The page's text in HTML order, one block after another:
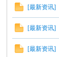
[最新资讯]
[最新资讯]
[最新资讯]